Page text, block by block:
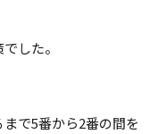
した。
で5番から2番の間を